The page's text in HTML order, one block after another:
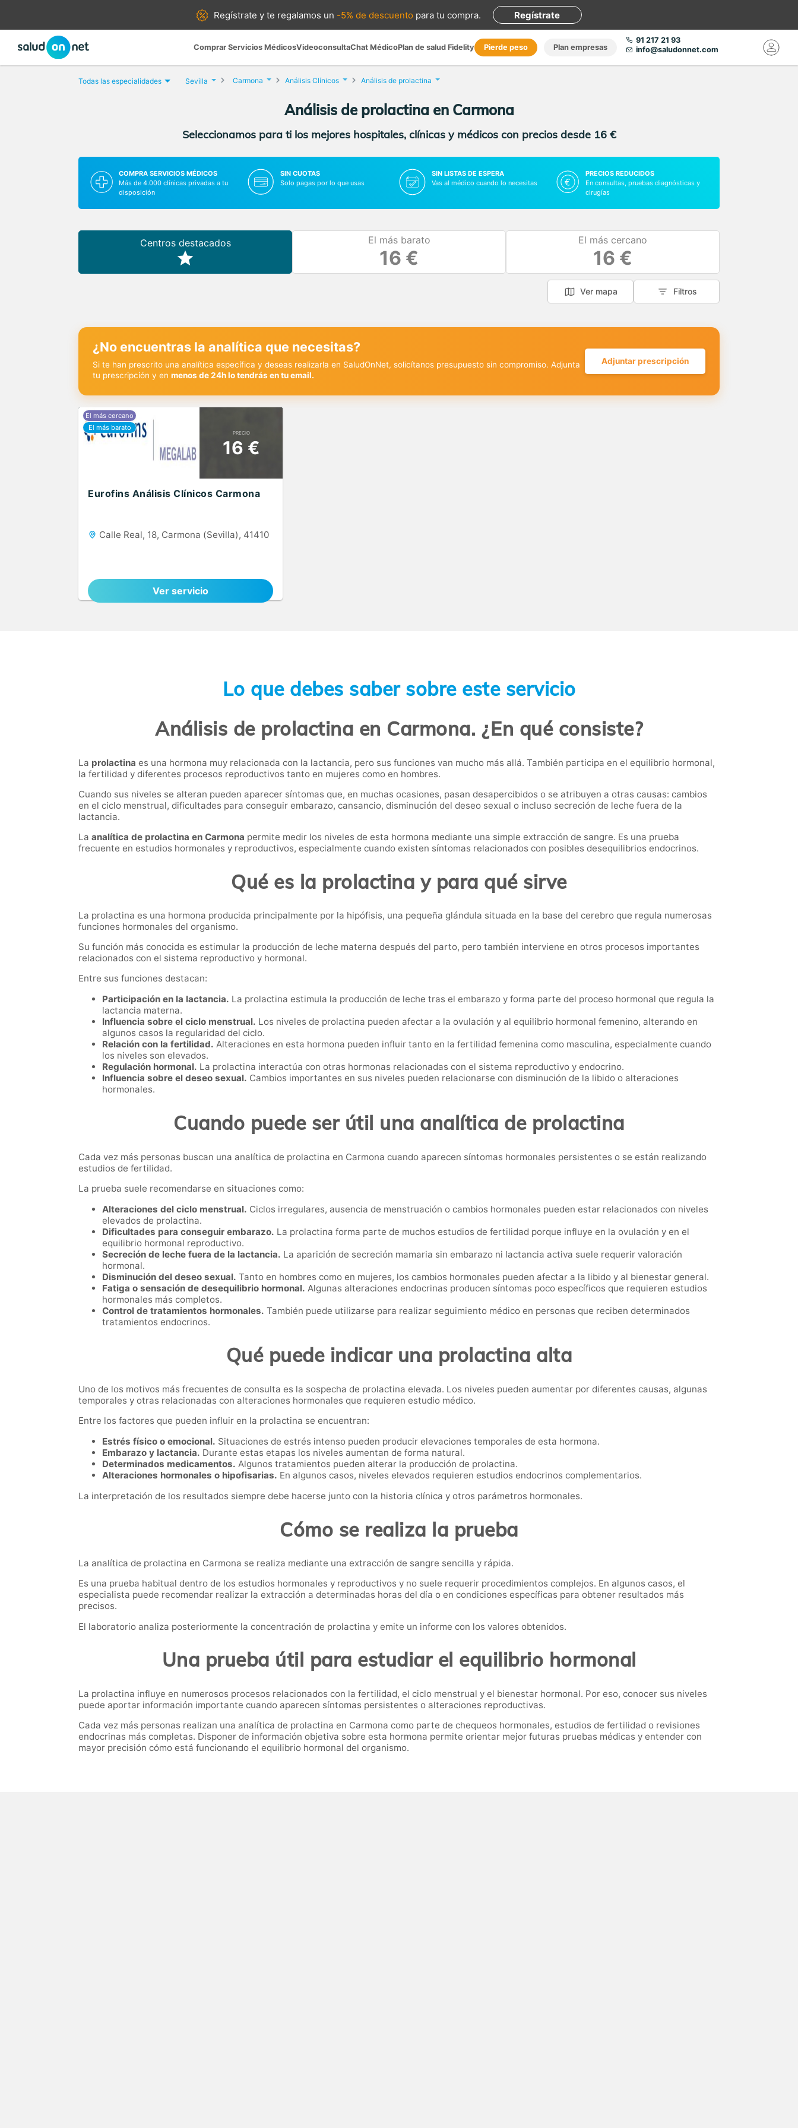
Regístrate yte regalamos un -5% de descuento para tu compra. Regístrate
Comprar Servicios MédicosVideoconsultaChat MédicoPlan de salud Fidelity Pierde peso Plan empresas
91 217 21 93
info@saludonnet.com
Todas las especialidades Sevilla Carmona Análisis Clínicos Análisis de prolactina
Análisis de prolactina en Carmona
Seleccionamos para ti los mejores hospitales, clínicas y médicos con precios desde 16 €
COMPRA SERVICIOS MÉDICOS
Más de 4.000 clínicas privadas a tu
disposición
SIN CUOTAS
Solo pagas por lo que usas
SIN LISTAS DE ESPERA
Vas al médico cuando lo necesitas
PRECIOS REDUCIDOS
En consultas, pruebas diagnósticas y
cirugías
Centros destacados El más barato
16 €
El más cercano
16 €
Ver mapa Filtros
¿No encuentras la analítica que necesitas?
Si te han prescrito una analítica específica y deseas realizarla en SaludOnNet, solicítanos presupuesto sin compromiso. Adjunta
tu prescripción y en menos de 24h lo tendrás en tu email.
Adjuntar prescripción
PRECIO
16 €
Eurofins Análisis Clínicos Carmona
Calle Real, 18, Carmona (Sevilla), 41410
Ver servicio
Lo que debes saber sobre este servicio
Análisis de prolactina en Carmona. ¿En qué consiste?
La prolactina es una hormona muy relacionada con la lactancia, pero sus funciones van mucho más allá. También participa en el equilibrio hormonal,
la fertilidad y diferentes procesos reproductivos tanto en mujeres como en hombres.
Cuando sus niveles se alteran pueden aparecer síntomas que, en muchas ocasiones, pasan desapercibidos o se atribuyen a otras causas: cambios
en el ciclo menstrual, dificultades para conseguir embarazo, cansancio, disminución del deseo sexual o incluso secreción de leche fuera de la
lactancia.
La analítica de prolactina en Carmona permite medir los niveles de esta hormona mediante una simple extracción de sangre. Es una prueba
frecuente en estudios hormonales y reproductivos, especialmente cuando existen síntomas relacionados con posibles desequilibrios endocrinos.
Qué es la prolactina y para qué sirve
La prolactina es una hormona producida principalmente por la hipófisis, una pequeña glándula situada en la base del cerebro que regula numerosas
funciones hormonales del organismo.
Su función más conocida es estimular la producción de leche materna después del parto, pero también interviene en otros procesos importantes
relacionados con el sistema reproductivo y hormonal.
Entre sus funciones destacan:
Participación en la lactancia. La prolactina estimula la producción de leche tras el embarazo y forma parte del proceso hormonal que regula la
lactancia materna.
Influencia sobre el ciclo menstrual. Los niveles de prolactina pueden afectar a la ovulación y al equilibrio hormonal femenino, alterando en
algunos casos la regularidad del ciclo.
Relación con la fertilidad. Alteraciones en esta hormona pueden influir tanto en la fertilidad femenina como masculina, especialmente cuando
los niveles son elevados.
Regulación hormonal. La prolactina interactúa con otras hormonas relacionadas con el sistema reproductivo y endocrino.
Influencia sobre el deseo sexual. Cambios importantes en sus niveles pueden relacionarse con disminución de la libido o alteraciones
hormonales.
Cuando puede ser útil una analítica de prolactina
Cada vez más personas buscan una analítica de prolactina en Carmona cuando aparecen síntomas hormonales persistentes o se están realizando
estudios de fertilidad.
La prueba suele recomendarse en situaciones como:
Alteraciones del ciclo menstrual. Ciclos irregulares, ausencia de menstruación o cambios hormonales pueden estar relacionados con niveles
elevados de prolactina.
Dificultades para conseguir embarazo. La prolactina forma parte de muchos estudios de fertilidad porque influye en la ovulación y en el
equilibrio hormonal reproductivo.
Secreción de leche fuera de la lactancia. La aparición de secreción mamaria sin embarazo ni lactancia activa suele requerir valoración
hormonal.
Disminución del deseo sexual. Tanto en hombres como en mujeres, los cambios hormonales pueden afectar a la libido y al bienestar general.
Fatiga o sensación de desequilibrio hormonal. Algunas alteraciones endocrinas producen síntomas poco específicos que requieren estudios
hormonales más completos.
Control de tratamientos hormonales. También puede utilizarse para realizar seguimiento médico en personas que reciben determinados
tratamientos endocrinos.
Qué puede indicar una prolactina alta
Uno de los motivos más frecuentes de consulta es la sospecha de prolactina elevada. Los niveles pueden aumentar por diferentes causas, algunas
temporales y otras relacionadas con alteraciones hormonales que requieren estudio médico.
Entre los factores que pueden influir en la prolactina se encuentran:
Estrés físico o emocional. Situaciones de estrés intenso pueden producir elevaciones temporales de esta hormona.
Embarazo y lactancia. Durante estas etapas los niveles aumentan de forma natural.
Determinados medicamentos. Algunos tratamientos pueden alterar la producción de prolactina.
Alteraciones hormonales o hipofisarias. En algunos casos, niveles elevados requieren estudios endocrinos complementarios.
La interpretación de los resultados siempre debe hacerse junto con la historia clínica y otros parámetros hormonales.
Cómo se realiza la prueba
La analítica de prolactina en Carmona se realiza mediante una extracción de sangre sencilla y rápida.
Es una prueba habitual dentro de los estudios hormonales y reproductivos y no suele requerir procedimientos complejos. En algunos casos, el
especialista puede recomendar realizar la extracción a determinadas horas del día o en condiciones específicas para obtener resultados más
precisos.
El laboratorio analiza posteriormente la concentración de prolactina y emite un informe con los valores obtenidos.
Una prueba útil para estudiar el equilibrio hormonal
La prolactina influye en numerosos procesos relacionados con la fertilidad, el ciclo menstrual y el bienestar hormonal. Por eso, conocer sus niveles
puede aportar información importante cuando aparecen síntomas persistentes o alteraciones reproductivas.
Cada vez más personas realizan una analítica de prolactina en Carmona como parte de chequeos hormonales, estudios de fertilidad o revisiones
endocrinas más completas. Disponer de información objetiva sobre esta hormona permite orientar mejor futuras pruebas médicas y entender con
mayor precisión cómo está funcionando el equilibrio hormonal del organismo.